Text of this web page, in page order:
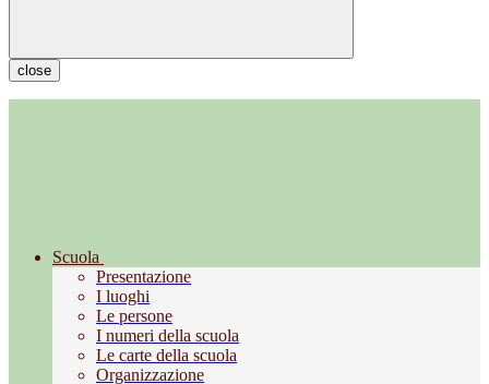
close
Scuola
Presentazione
I luoghi
Le persone
I numeri della scuola
Le carte della scuola
Organizzazione